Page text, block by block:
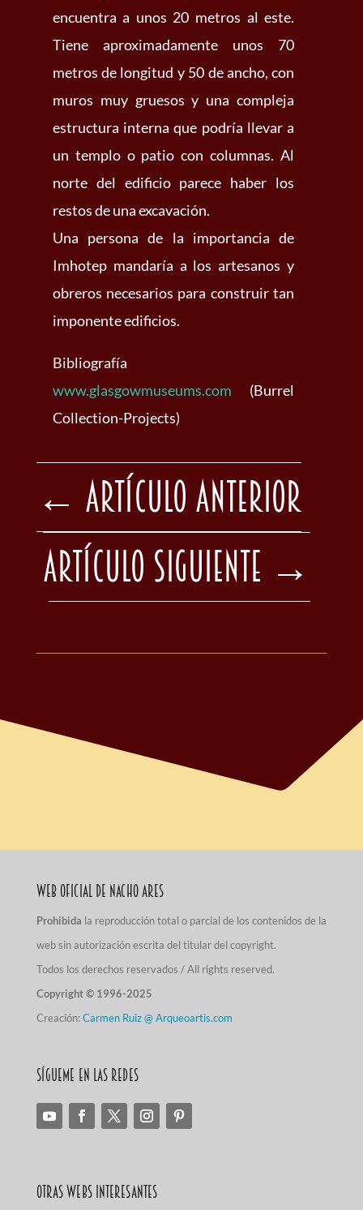
encuentra a unos 20 metros al este.
Tiene aproximadamente unos 70
metros de longitud y 50 de ancho, con
muros muy gruesos y una compleja
estructura interna que podría llevar a
un templo o patio con columnas. Al
norte del edificio parece haber los
restos de una excavación.
Una persona de la importancia de
Imhotep mandaría a los artesanos y
obreros necesarios para construir tan
imponente edificios.
Bibliografía
www.glasgowmuseums.com (Burrel
Collection-Projects)
← Artículo Anterior
Artículo Siguiente →
Web Oficial de Nacho Ares
Prohibida la reproducción total o parcial de los contenidos de la
web sin autorización escrita del titular del copyright.
Todos los derechos reservados / All rights reserved.
Copyright © 1996-2025
Creación:Carmen Ruiz @ Arqueoartis.com
Sígueme en las redes
Otras Webs Interesantes